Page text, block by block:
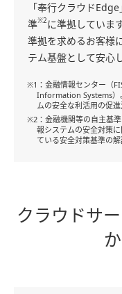
「奉行クラウドEdge
準※2 に準拠していま
準拠を求めるお客様
テム基盤として安心
※1：金融情報センター（
Information Systems）
ムの安全な利活用の促
※2：金融機関等の自主基
報システムの安全対策
ている安全対策基準の解
クラウドサ